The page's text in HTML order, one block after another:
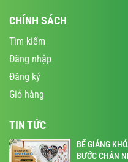
CHÍNH SÁCH
Tìm kiếm
Đăng nhập
Đăng ký
Giỏ hàng
TIN TỨC
BẾ GIẢNG
BƯỚC CHÂN